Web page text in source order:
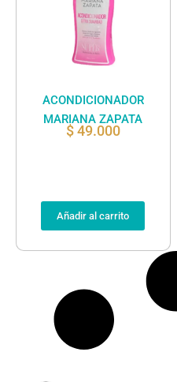
ACONDICIONADOR
MARIANA ZAPATA
$49.000
Añadir al carrito